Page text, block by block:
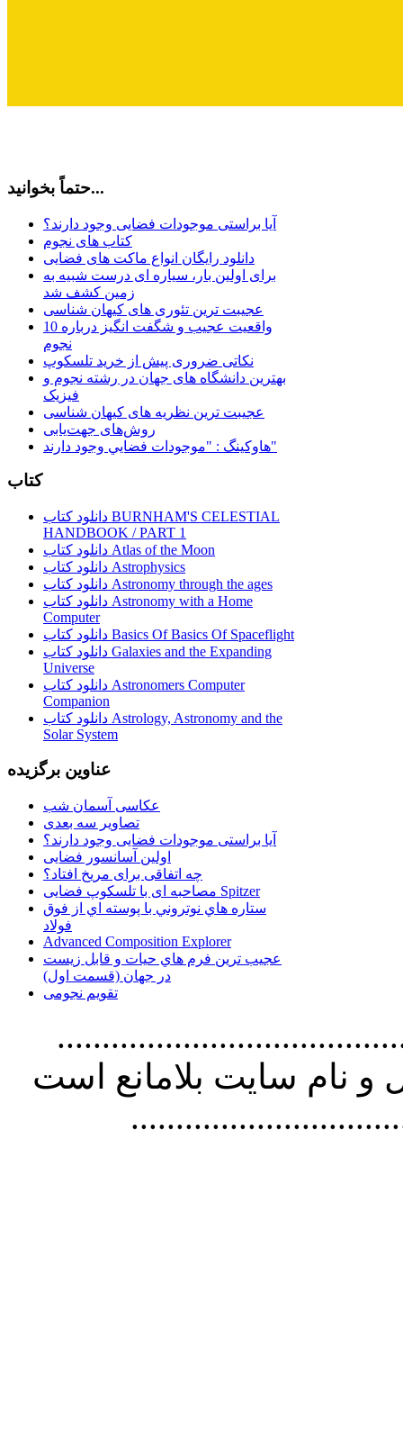
حتماً بخوانید...
آیا براستی موجودات فضایی وجود دارند؟
کتاب های نجوم
دانلود رایگان انواع ماکت های فضایی
برای اولین بار، سیاره ای درست شبیه به
زمین کشف شد
عجیبت ترین تئوری های کیهان شناسی
10 واقعیت عجیب و شگفت انگیز درباره
نجوم
نکاتی ضروری پیش از خرید تلسکوپ
بهترین دانشگاه های جهان در رشته نجوم و
فیزیک
عجیبت ترین نظریه های کیهان شناسی
روش‌های جهت‌یابی
هاوكينگ : "موجودات فضايي وجود دارند"
کتاب
دانلود کتاب BURNHAM'S CELESTIAL
HANDBOOK / PART 1
دانلود کتاب Atlas of the Moon
دانلود کتاب Astrophysics
دانلود کتاب Astronomy through the ages
دانلود کتاب Astronomy with a Home
Computer
دانلود کتاب Basics Of Basics Of Spaceflight
دانلود کتاب Galaxies and the Expanding
Universe
دانلود کتاب Astronomers Computer
Companion
دانلود کتاب Astrology, Astronomy and the
Solar System
عناوین برگزیده
عکاسی آسمان شب
تصاویر سه بعدی
آیا براستی موجودات فضایی وجود دارند؟
اولین آسانسور فضایی
چه اتفاقی برای مریخ افتاد؟
مصاحبه ای با تلسکوپ فضایی Spitzer
ستاره هاي نوتروني با پوسته اي از فوق
فولاد
Advanced Composition Explorer
عجیب ترین فرم هاي حيات و قابل زيست
در جهان (قسمت اول)
تقویم نجومی
استفاده از
نام سايت بلامانع است